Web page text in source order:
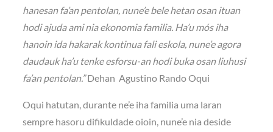
hanesan fa’an pentolan, nune’e bele hetan osan ituan
hodi ajuda ami nia ekonomia familia. Ha’u mós iha
hanoin ida hakarak kontinua fali eskola, nune’e agora
daudauk ha’u tenke esforsu-an hodi buka osan liuhusi
fa’an pentolan.”Dehan Agustino Rando Oqui
Oqui hatutan, durante ne’e iha familia uma laran
sempre hasoru difikuldade oioin, nune’e nia deside